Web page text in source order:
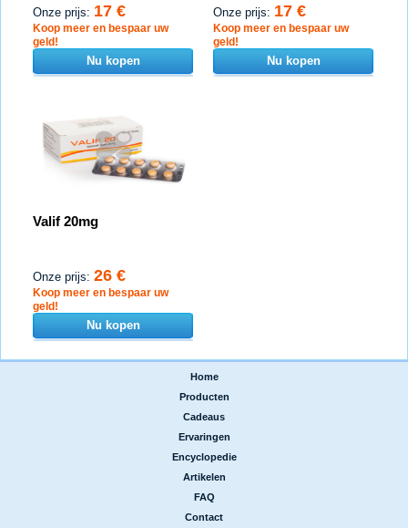
Onze prijs: 17 €
Koop meer en bespaar uw
geld!
Nu kopen
Onze prijs: 17 €
Koop meer en bespaar uw
geld!
Nu kopen
Valif 20mg
Onze prijs: 26 €
Koop meer en bespaar uw
geld!
Nu kopen
Home
Producten
Cadeaus
Ervaringen
Encyclopedie
Artikelen
FAQ
Contact